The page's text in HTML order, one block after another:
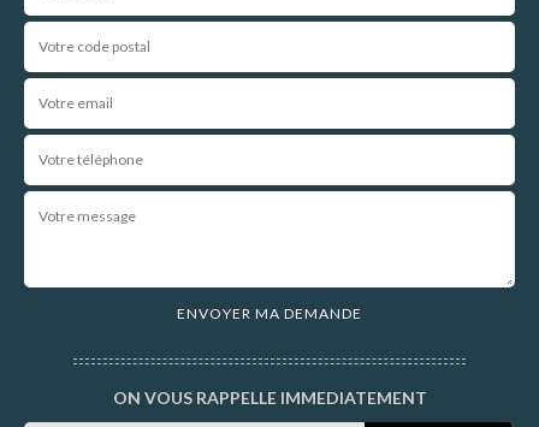
ON VOUS RAPPELLE IMMEDIATEMENT